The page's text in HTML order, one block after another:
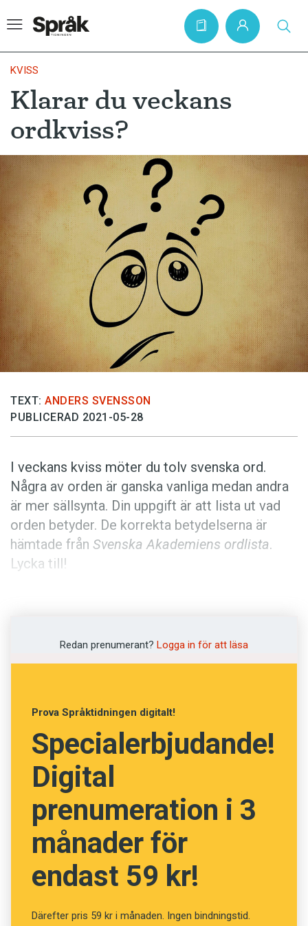
Hem
Artiklar
Krönikor
Språkfrågor
Skrivtips
Bokrecensioner
Podden
Anmäl till språkpolisen
Föreslå nyord
Annonsera
Läs Språktidningen digitalt
Press
KVISS
Klarar du veckans
ordkviss?
TEXT: ANDERS SVENSSON
PUBLICERAD 2021-05-28
I veckans kviss möter du tolv svenska ord.
Några av orden är ganska vanliga medan andra
är mer sällsynta. Din uppgift är att lista ut vad
orden betyder. De korrekta betydelserna är
hämtade från Svenska Akademiens ordlista.
Lycka till!
Illustration: Pixabay
Vet du vad orden betyder?
(Kviss #245)
13
Gudskelov
Lyckligtvis
Redan prenumerant? Logga in för att läsa
Prova Språktidningen digitalt!
Specialerbjudande!
Digital
prenumeration i 3
månader för
endast 59 kr!
Därefter pris 59 kr i månaden. Ingen bindningstid.